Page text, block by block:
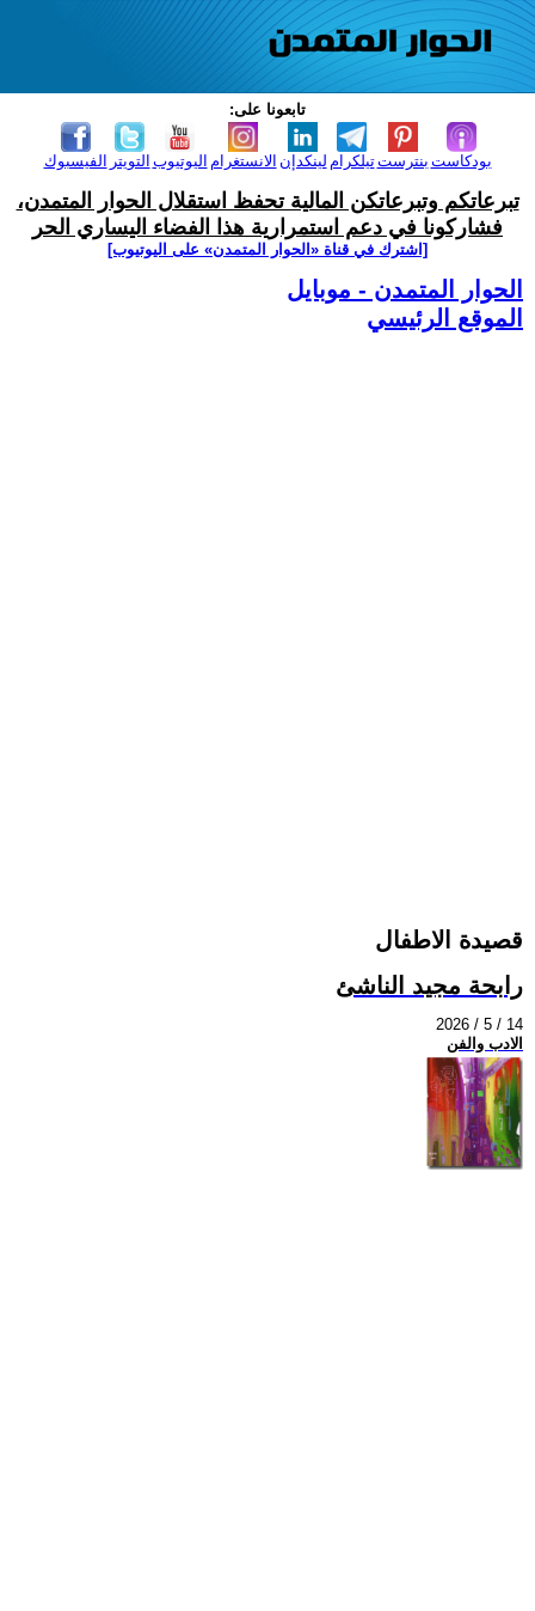
تابعونا على:
الفيسبوك التويتر اليوتيوب الانستغرام لينكدإن تيلكرامبنترست بودكاست
تبرعاتكم وتبرعاتكن المالية تحفظ استقلال الحوار المتمدن،
فشاركونا في دعم استمرارية هذا الفضاء اليساري الحر
[اشترك في قناة ‫«الحوار المتمدن» على اليوتيوب]
الحوار المتمدن - موبايل
الموقع الرئيسي
قصيدة الاطفال
رابحة مجيد الناشئ
2026 / 5 / 14
الادب والفن